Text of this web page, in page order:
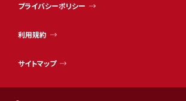
プライバシーポリシー
利用規約
サイトマップ